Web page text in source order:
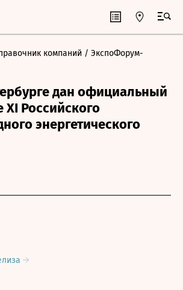
компаний / ЭкспоФорум-
дан официальный
XI Российского
энергетического